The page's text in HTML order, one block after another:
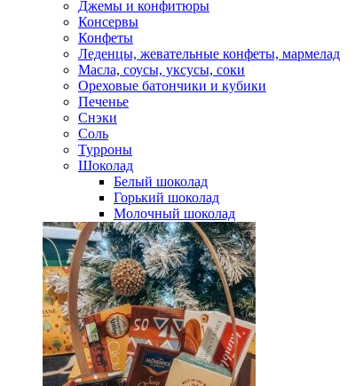
Джемы и конфитюры
Консервы
Конфеты
Леденцы, жевательные конфеты, мармелад
Масла, соусы, уксусы, соки
Ореховые батончики и кубики
Печенье
Снэки
Соль
Турроны
Шоколад
Белый шоколад
Горький шоколад
Молочный шоколад